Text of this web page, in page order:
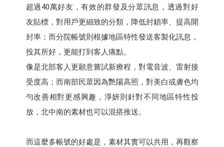
超過40萬好友，有效的群發及分眾訊息，透過對好
友貼標，對用戶更細致的分類，降低封鎖率、提高開
封率；而分院帳號則根據地區特性發送客製化訊息，
投其所好，更能打到客人痛點。
像是北部客人更願意嘗試新療程，對電音波、雷射接
受度高；而南部民眾因為艷陽高照，對美白或膚色均
勻改善相對更感興趣，淨妍則針對不同地區特性投
放，北中南的素材也可以混搭推送。
而這麼多帳號的好處是，素材其實可以共用，再觀察